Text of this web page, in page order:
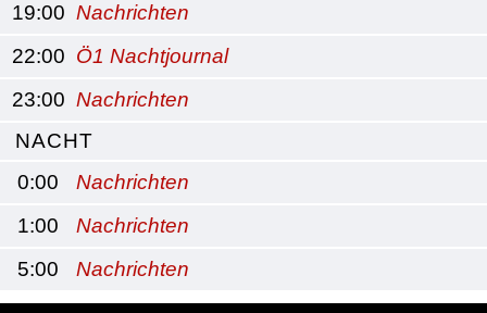
19:00 Nachrichten
22:00 Ö1 Nachtjournal
23:00 Nachrichten
NACHT
0:00
Nachrichten
1:00
Nachrichten
5:00
Nachrichten